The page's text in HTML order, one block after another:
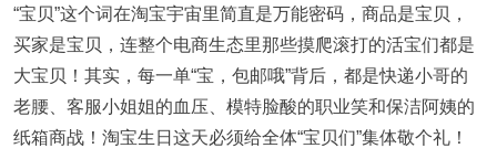
“宝贝”这个词在淘宝宇宙里简直是万能密码，商品是宝贝，
买家是宝贝，连整个电商生态里那些摸爬滚打的活宝们都是
大宝贝！其实，每一单“宝，包邮哦”背后，都是快递小哥的
老腰、客服小姐姐的血压、模特脸酸的职业笑和保洁阿姨的
纸箱商战！淘宝生日这天必须给全体“宝贝们”集体敬个礼！